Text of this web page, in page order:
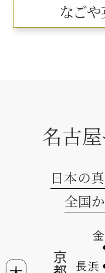
なご
名古
日本の
全国